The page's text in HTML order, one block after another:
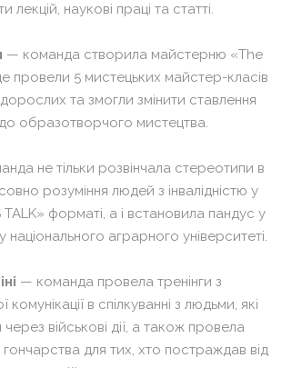
лекцій, наукові праці та статті.
— команда створила майстерню «The
провели 5 мистецьких майстер-класів
дорослих та змогли змінити ставлення
образотворчого мистецтва.
не тільки розвінчала стереотипи в
розуміння людей з інвалідністю у
TALK» форматі, а і встановила пандус у
національного аграрного університеті.
— команда провела тренінги з
комунікації в спілкуванні з людьми, які
через військові дії, а також провела
для тих, хто постраждав від